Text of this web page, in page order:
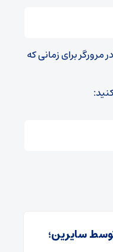
برای زمانی که
سایرین؛